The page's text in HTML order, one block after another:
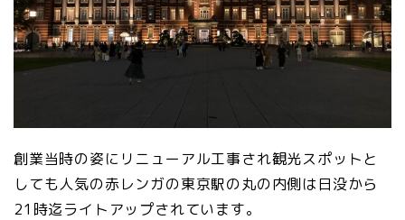
創業当時の姿にリニューアル工事され観光スポットと
しても人気の赤レンガの東京駅の丸の内側は日没から
21時迄ライトアップされています。